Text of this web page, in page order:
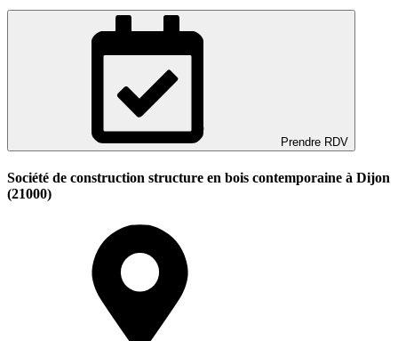
Prendre RDV
Société de construction structure en bois contemporaine à Dijon
(21000)